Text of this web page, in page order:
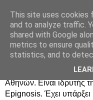
Δημήτρης
Ο Δημήτρης Τσίγκος
Σπούδασε Επιστήμη
Κρήτης, πήρε MBA από
Αθηνών. Είναι ιδρυτής
Epignosis. Έχει
This site uses cookies
and to analyze traffic.
shared with Google
metrics to ensure
statistics, and to